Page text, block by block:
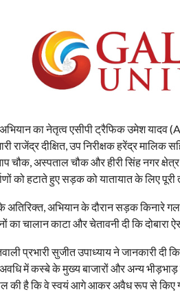
का नेतृत्व एसीपी ट्रैफिक उमेश यादव
राजेंद्र दीक्षित, उप निरीक्षक हरेंद्र
चौक, अस्पताल चौक और हीरी सिंह नगर
को हटाते हुए सड़क को यातायात के लिए
अतिरिक्त, अभियान के दौरान सड़क किनारे
का चालान काटा और चेतावनी दी कि दोबारा
प्रभारी सुजीत उपाध्याय ने जानकारी दी
में कस्बे के मुख्य बाजारों और अन्य भीड़भाड़
की है कि वे स्वयं आगे आकर अवैध रूप से किए गए